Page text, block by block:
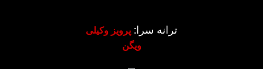
ترانه سرا: پرویز وکیلی
ویگن